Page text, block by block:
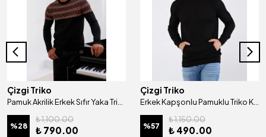
Çizgi Triko
Pamuk Akrilik Erkek Sıfır Yaka Triko Kazak Desenli Kol ve Bel Lastikli Regular Kalıp - 5022C
%28
₺ 1,100.00
₺ 790.00
Çizgi Triko
Erkek Kapşonlu Pamuklu Triko Kazak Desenli Kol Ve Bel Lastikli Dokuma Regular Kalıp - 4668V
%57
₺ 1,150.00
₺ 490.00